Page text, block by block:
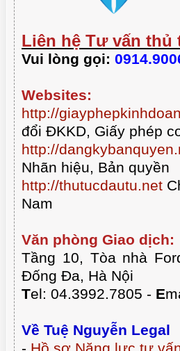
Liên hệ Tư vấn
Vui lòng gọi:
Websites:
http://
đổi ĐKKD, Giấy phép
http://
Nhãn hiệu, Bản quyền
http://thutucdautu.net
Nam
Văn phòng Giao dịch:
Tầng 10, Tòa nhà
Đống Đa, Hà Nội
Tel: 04.3992.7805 - E
Về Tuệ Nguyễn Legal